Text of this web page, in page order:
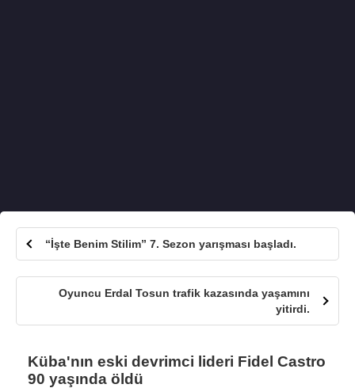
“İşte Benim Stilim” 7. Sezon yarışması başladı.
Oyuncu Erdal Tosun trafik kazasında yaşamını
yitirdi.
Küba'nın eski devrimci lideri Fidel Castro
90 yaşında öldü